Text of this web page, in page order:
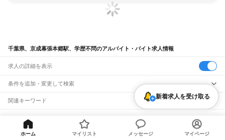
千葉県、京成幕張本郷駅、学歴不問のアルバイト・バイト求人情報
求人の詳細を表示
条件を追加・変更して検索
市区町村を追加・変更
千葉県すべて
千葉市
駅を追加・変更
JR武蔵野線
職種を追加・変更
関連キーワード
バイトTOP
千葉市 京成幕張本郷駅
学歴不問
のアルバイト・バイト・求人
新着求人を受け取る
ホーム マイリスト メッセージ マイページ